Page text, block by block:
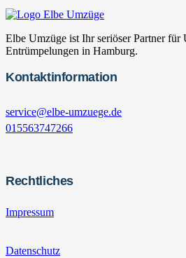
Elbe Umzüge ist Ihr seriöser Partner für
Entrümpelungen in Hamburg.
Kontaktinformation
service@elbe-umzuege.de
015563747266
Rechtliches
Impressum
Datenschutz